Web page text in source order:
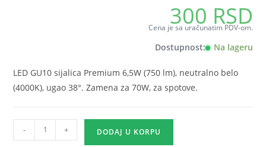
300 RSD
Cena je sa uračunatim PDV-om.
Dostupnost: Na lageru
LED GU10 sijalica Premium 6,5W (750 lm), neutralno belo
(4000K), ugao 38°. Zamena za 70W, za spotove.
sijalica
- + DODAJ U KORPU